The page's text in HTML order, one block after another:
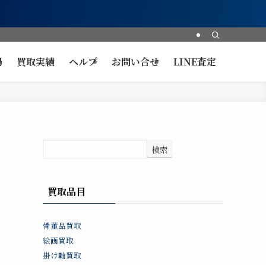
買取実績 ヘルプ お問い合せ LINE査定
検索
買取品目
骨董品買取
絵画買取
掛け軸買取